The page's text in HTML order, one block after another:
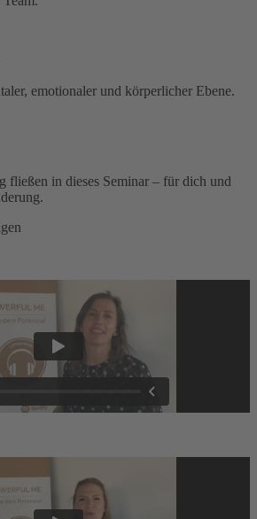
emotionaler und körperlicher Ebene.
fließen in dieses Seminar – für dich und